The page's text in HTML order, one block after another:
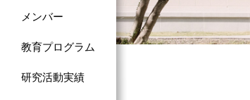
メンバー
教育プログラム
研究活動実績